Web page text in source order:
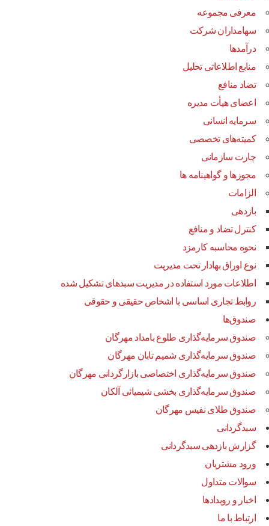
معرفی مجموعه
سهامداران شرکت
درآمد‌ها
منابع اطلاعاتی تحلیل
تضاد منافع
اعضای هیأت مدیره
سرمایه انسانی
کمیته‌های تخصصی
چارت سازمانی
مجوزها و گواهینامه ها
الزامات
بازدهی
کنترل تضاد و منافع
نحوه محاسبه کارمزد
نوع اوراق بهادار تحت مدیریت
اطلاعات مورد استفاده در مدیریت سبدهای تشکیل شده
روابط تجاری اساسی با اشخاص حقیقی و حقوقی
صندوق‌ها
صندوق سرمایه‌گذاری طلوع بامداد مهرگان
صندوق سرمایه‌گذاری شمیم تابان مهرگان
صندوق سرمایه‌گذاری اختصاصی بازارگردانی مهرگان
صندوق سرمایه‌گذاری بخشی شیمیائی آلکان
صندوق طلای نفیس مهرگان
سبدگردانی
گزارش بازدهی سبدگردانی
ورود مشتریان
سوالات متداول
اخبار و رویدادها
ارتباط با ما